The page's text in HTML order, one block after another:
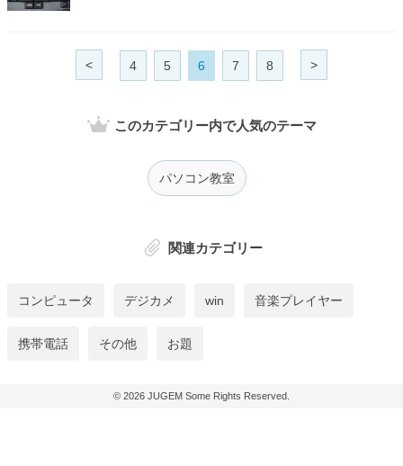
< 4 5 6 7 8 >
このカテゴリー内で人気のテーマ
パソコン教室
関連カテゴリー
コンピュータ デジカメ win 音楽プレイヤー
携帯電話 その他 お題
© 2026 JUGEM Some Rights Reserved.